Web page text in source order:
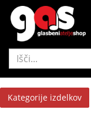
Kategorije izdelkov